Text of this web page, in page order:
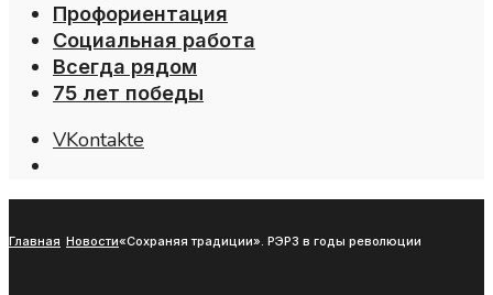
Профориентация
Социальная работа
Всегда рядом
75 лет победы
VKontakte
Главная Новости«Сохраняя традиции». РЭРЗ в годы революции